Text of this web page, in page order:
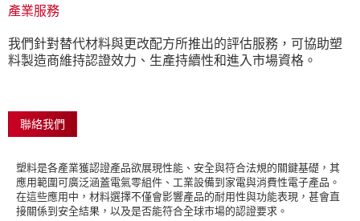
產業服務
我們針對替代材料與更改配方所推出的評估服務，可協助塑
料製造商維持認證效力、生產持續性和進入市場資格。
聯絡我們
塑料是各產業獲認證產品欲展現性能、安全與符合法規的關鍵基礎，其
應用範圍可廣泛涵蓋電氣零組件、工業設備到家電與消費性電子產品。
在這些應用中，材料選擇不僅會影響產品的耐用性與功能表現，甚會直
接關係到安全結果，以及是否能符合全球市場的認證要求。